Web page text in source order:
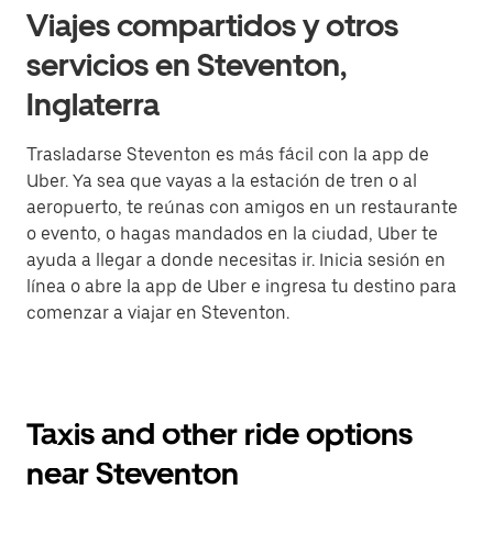
Viajes compartidos y otros
servicios en Steventon,
Inglaterra
Trasladarse Steventon es más fácil con la app de
Uber. Ya sea que vayas a la estación de tren o al
aeropuerto, te reúnas con amigos en un restaurante
o evento, o hagas mandados en la ciudad, Uber te
ayuda a llegar a donde necesitas ir. Inicia sesión en
línea o abre la app de Uber e ingresa tu destino para
comenzar a viajar en Steventon.
Taxis and other ride options
near Steventon